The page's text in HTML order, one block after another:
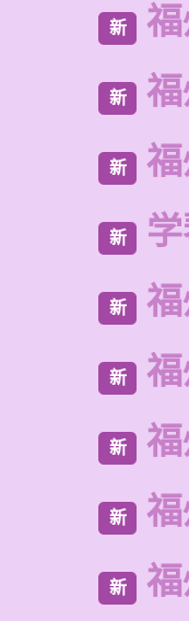
新
新
新
新
新
新
新
新
新